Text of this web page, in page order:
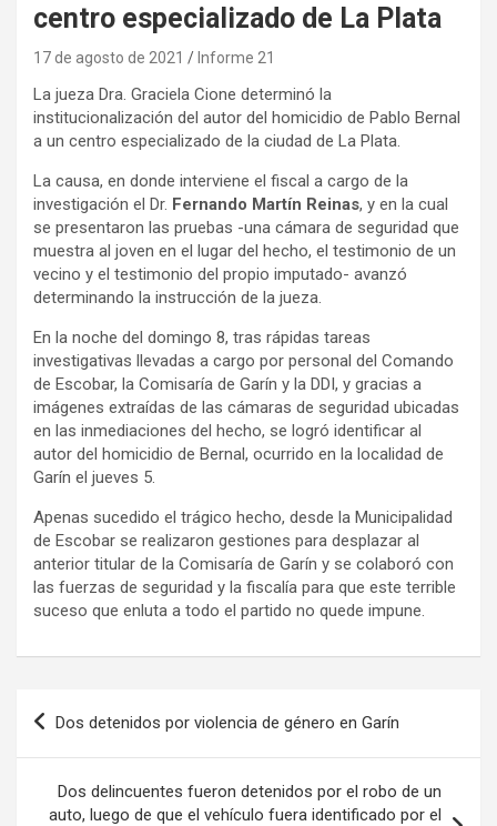
centro especializado de La Plata
17 de agosto de 2021 Informe 21
La jueza Dra. Graciela Cione determinó la
institucionalización del autor del homicidio de Pablo Bernal
a un centro especializado de la ciudad de La Plata.
La causa, en donde interviene el fiscal a cargo de la
investigación el Dr. Fernando Martín Reinas, y en la cual
se presentaron las pruebas -una cámara de seguridad que
muestra al joven en el lugar del hecho, el testimonio de un
vecino y el testimonio del propio imputado- avanzó
determinando la instrucción de la jueza.
En la noche del domingo 8, tras rápidas tareas
investigativas llevadas a cargo por personal del Comando
de Escobar, la Comisaría de Garín y la DDI, y gracias a
imágenes extraídas de las cámaras de seguridad ubicadas
en las inmediaciones del hecho, se logró identificar al
autor del homicidio de Bernal, ocurrido en la localidad de
Garín el jueves 5.
Apenas sucedido el trágico hecho, desde la Municipalidad
de Escobar se realizaron gestiones para desplazar al
anterior titular de la Comisaría de Garín y se colaboró con
las fuerzas de seguridad y la fiscalía para que este terrible
suceso que enluta a todo el partido no quede impune.
Navegación
entradas
Dos detenidos por violencia de género en Garín
Dos delincuentes fueron detenidos por el robo de un
auto, luego de que el vehículo fuera identificado por el